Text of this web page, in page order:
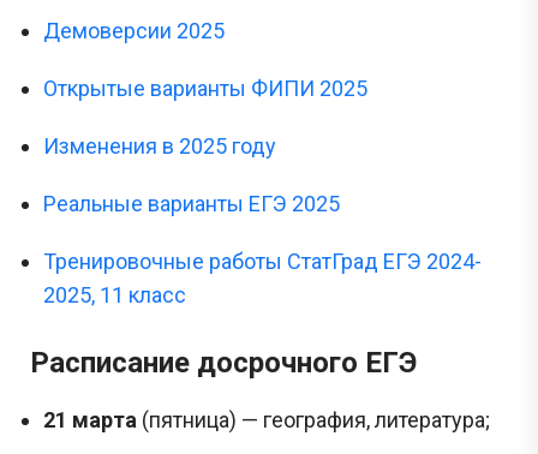
Демоверсии 2025
Открытые варианты ФИПИ 2025
Изменения в 2025 году
Реальные варианты ЕГЭ 2025
Тренировочные работы СтатГрад ЕГЭ 2024-
2025, 11 класс
Расписание досрочного ЕГЭ
21 марта (пятница) — география, литература;